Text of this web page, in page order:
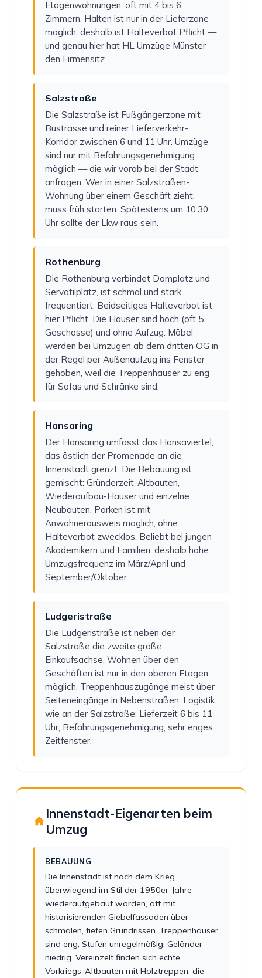
Etagenwohnungen, oft mit 4 bis 6
Zimmern. Halten ist nur in der Lieferzone
möglich, deshalb ist Halteverbot Pflicht —
und genau hier hat HL Umzüge Münster
den Firmensitz.
Salzstraße
Die Salzstraße ist Fußgängerzone mit
Bustrasse und reiner Lieferverkehr-
Korridor zwischen 6 und 11 Uhr. Umzüge
sind nur mit Befahrungsgenehmigung
möglich — die wir vorab bei der Stadt
anfragen. Wer in einer Salzstraßen-
Wohnung über einem Geschäft zieht,
muss früh starten: Spätestens um 10:30
Uhr sollte der Lkw raus sein.
Rothenburg
Die Rothenburg verbindet Domplatz und
Servatiiplatz, ist schmal und stark
frequentiert. Beidseitiges Halteverbot ist
hier Pflicht. Die Häuser sind hoch (oft 5
Geschosse) und ohne Aufzug. Möbel
werden bei Umzügen ab dem dritten OG in
der Regel per Außenaufzug ins Fenster
gehoben, weil die Treppenhäuser zu eng
für Sofas und Schränke sind.
Hansaring
Der Hansaring umfasst das Hansaviertel,
das östlich der Promenade an die
Innenstadt grenzt. Die Bebauung ist
gemischt: Gründerzeit-Altbauten,
Wiederaufbau-Häuser und einzelne
Neubauten. Parken ist mit
Anwohnerausweis möglich, ohne
Halteverbot zwecklos. Beliebt bei jungen
Akademikern und Familien, deshalb hohe
Umzugsfrequenz im März/April und
September/Oktober.
Ludgeristraße
Die Ludgeristraße ist neben der
Salzstraße die zweite große
Einkaufsachse. Wohnen über den
Geschäften ist nur in den oberen Etagen
möglich, Treppenhauszugänge meist über
Seiteneingänge in Nebenstraßen. Logistik
wie an der Salzstraße: Lieferzeit 6 bis 11
Uhr, Befahrungsgenehmigung, sehr enges
Zeitfenster.
Innenstadt-Eigenarten beim
Umzug
BEBAUUNG
Die Innenstadt ist nach dem Krieg
überwiegend im Stil der 1950er-Jahre
wiederaufgebaut worden, oft mit
historisierenden Giebelfassaden über
schmalen, tiefen Grundrissen. Treppenhäuser
sind eng, Stufen unregelmäßig, Geländer
niedrig. Vereinzelt finden sich echte
Vorkriegs-Altbauten mit Holztreppen, die